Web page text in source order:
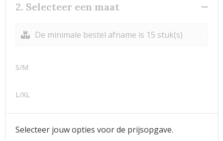
2. Selecteer een maat
De minimale bestel afname is 15 stuk(s)
S/M
L/XL
Selecteer jouw opties voor de prijsopgave.